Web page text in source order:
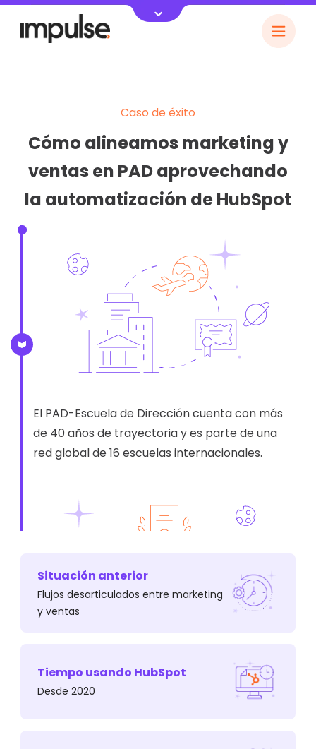
Caso de éxito
Cómo alineamos marketing y
ventas en PAD aprovechando
la automatización de HubSpot
El PAD-Escuela de Dirección cuenta con más
de 40 años de trayectoria y es parte de una
red global de 16 escuelas internacionales.
Es un fuerte referente para todos aquellos
ejecutivos y directivos que quieren dar un paso
Situación anterior
Flujos desarticulados entre marketing
y ventas
Tiempo usando HubSpot
Desde 2020